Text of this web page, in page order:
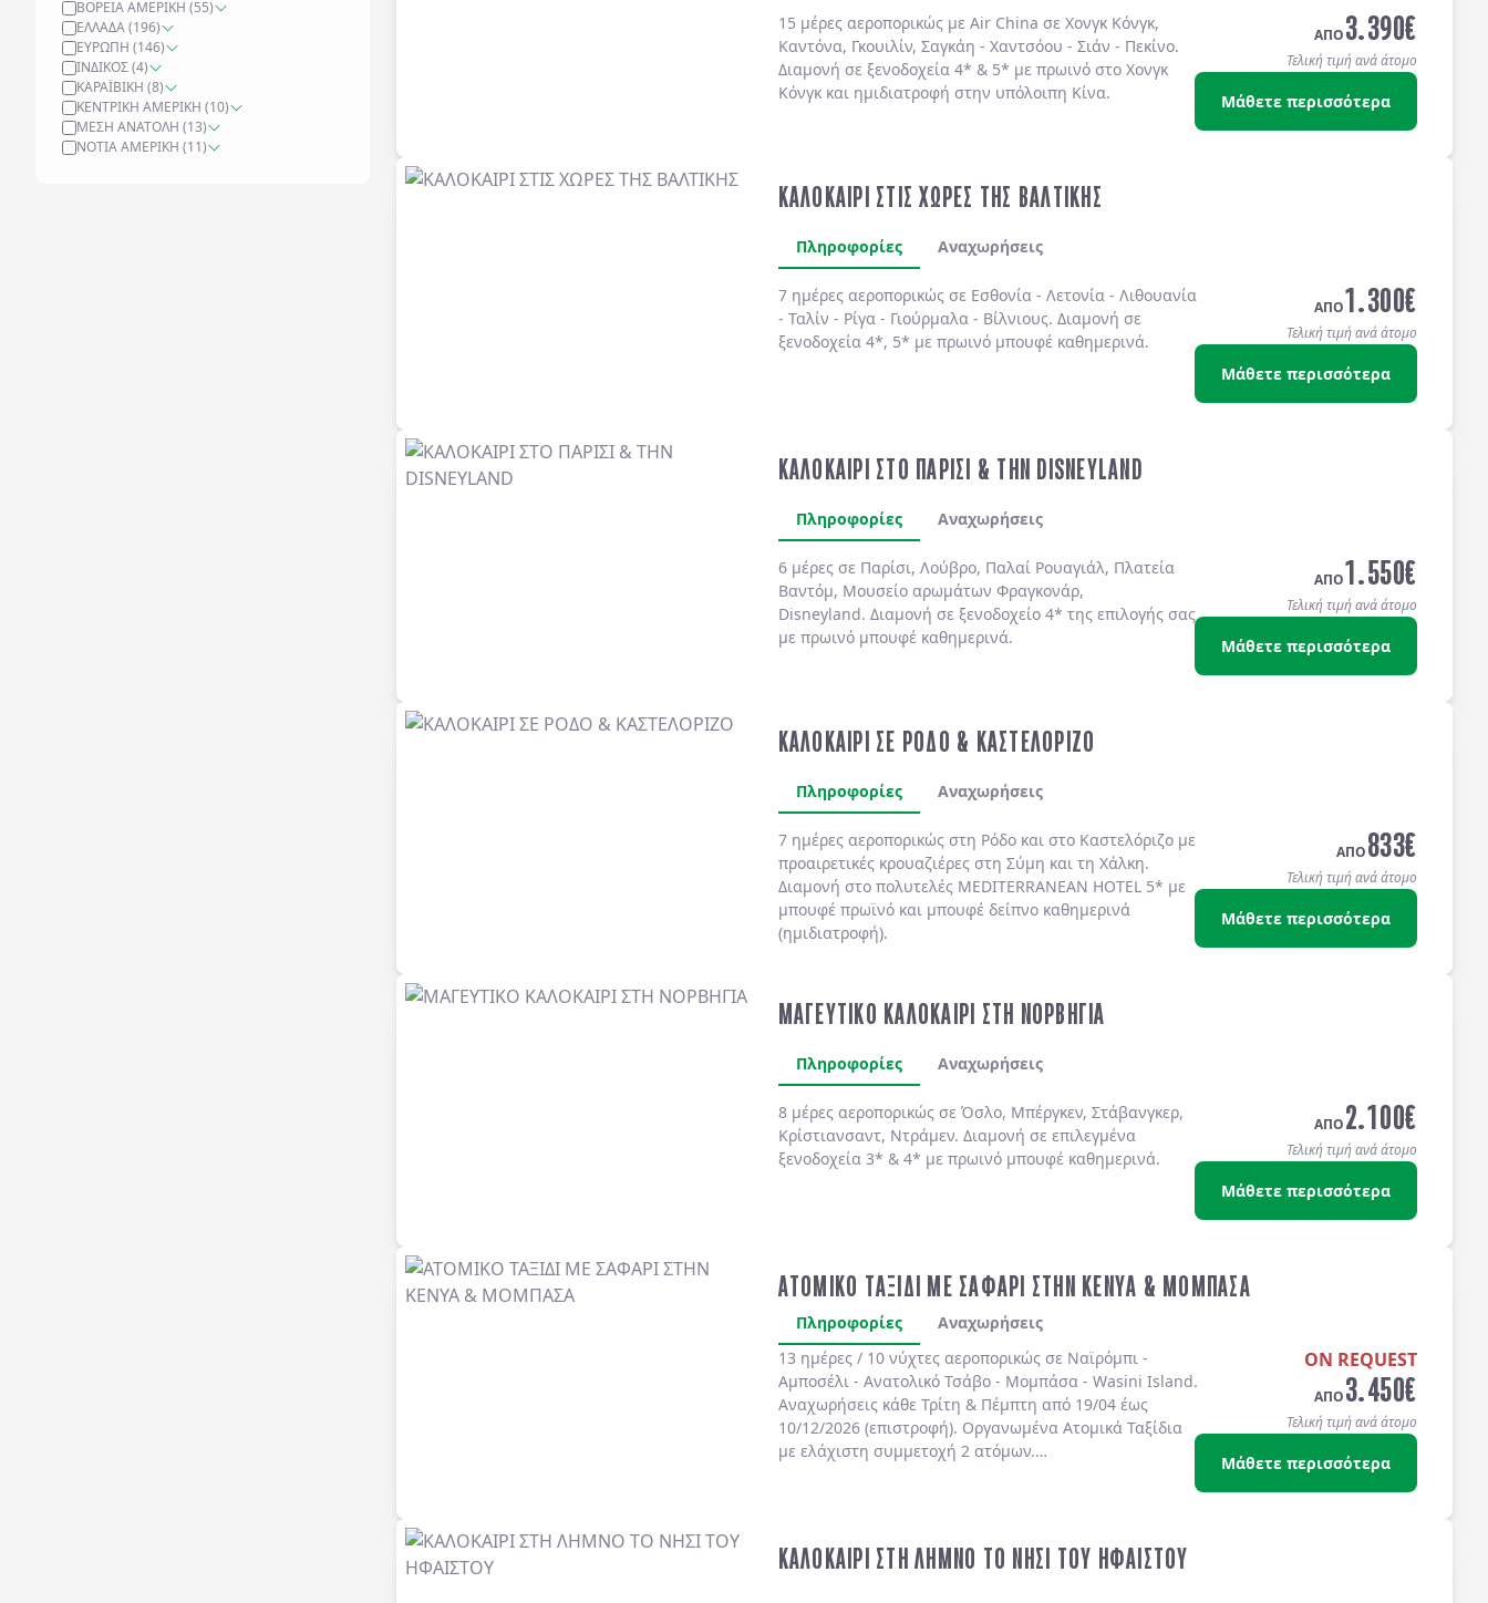
ΒΌΡΕΙΑ ΑΜΕΡΙΚΉ (55)
ΕΛΛΆΔΑ(196)
ΕΥΡΏΠΗ (146)
ΙΝΔΙΚΌΣ(4)
ΚΑΡΑΪΒΙΚΉ (8)
ΚΕΝΤΡΙΚΉ ΑΜΕΡΙΚΉ (10)
ΜΈΣΗ ΑΝΑΤΟΛΉ (13)
ΝΌΤΙΑ ΑΜΕΡΙΚΉ (11)
15 μέρες αεροπορικώς με Air China σε Χονγκ Κόνγκ,
Καντόνα, Γκουιλίν, Σαγκάη - Χαντσόου - Σιάν - Πεκίνο.
Διαμονή σε ξενοδοχεία 4* & 5* με πρωινό στο Χονγκ
Κόνγκ και ημιδιατροφή στην υπόλοιπη Κίνα.
ΑΠΟ3.390€
Τελική τιμή ανά άτομο
Μάθετε περισσότερα
ΚΑΛΟΚΑΙΡΙ ΣΤΙΣ ΧΩΡΕΣ ΤΗΣ ΒΑΛΤΙΚΗΣ
Πληροφορίες Αναχωρήσεις
7 ημέρες αεροπορικώς σε Εσθονία - Λετονία - Λιθουανία
- Ταλίν - Ρίγα - Γιούρμαλα - Βίλνιους. Διαμονή σε
ξενοδοχεία 4*, 5* με πρωινό μπουφέ καθημερινά.
ΑΠΟ1.300€
Τελική τιμή ανά άτομο
Μάθετε περισσότερα
ΚΑΛΟΚΑΙΡΙ ΣΤΟ ΠΑΡΙΣΙ & ΤΗΝ DISNEYLAND
Πληροφορίες Αναχωρήσεις
6 μέρες σε Παρίσι, Λούβρο, Παλαί Ρουαγιάλ, Πλατεία
Βαντόμ, Μουσείο αρωμάτων Φραγκονάρ,
Disneyland. Διαμονή σε ξενοδοχείo 4* της επιλογής σας
με πρωινό μπουφέ καθημερινά.
ΑΠΟ1.550€
Τελική τιμή ανά άτομο
Μάθετε περισσότερα
ΚΑΛΟΚΑΙΡΙ ΣΕ ΡΟΔΟ & ΚΑΣΤΕΛΟΡΙΖΟ
Πληροφορίες Αναχωρήσεις
7 ημέρες αεροπορικώς στη Ρόδο και στο Καστελόριζο με
προαιρετικές κρουαζιέρες στη Σύμη και τη Χάλκη.
Διαμονή στο πολυτελές MEDITERRANEAN HOTEL 5* με
μπουφέ πρωϊνό και μπουφέ δείπνο καθημερινά
(ημιδιατροφή).
ΑΠΟ833€
Τελική τιμή ανά άτομο
Μάθετε περισσότερα
ΜΑΓΕΥΤΙΚΟ ΚΑΛΟΚΑΙΡΙ ΣΤΗ ΝΟΡΒΗΓΙΑ
Πληροφορίες Αναχωρήσεις
8 μέρες αεροπορικώς σε Όσλο, Μπέργκεν, Στάβανγκερ,
Κρίστιανσαντ, Ντράμεν. Διαμονή σε επιλεγμένα
ξενοδοχεία 3* & 4* με πρωινό μπουφέ καθημερινά.
ΑΠΟ2.100€
Τελική τιμή ανά άτομο
Μάθετε περισσότερα
ΑΤΟΜΙΚΟ ΤΑΞΙΔΙ ΜΕ ΣΑΦΑΡΙ ΣΤΗΝ ΚΕΝΥΑ & ΜΟΜΠΑΣΑ
Πληροφορίες
Αναχωρήσεις
13 ημέρες / 10 νύχτες αεροπορικώς σε Ναϊρόμπι -
Αμποσέλι - Ανατολικό Τσάβο - Μομπάσα - Wasini Island.
Αναχωρήσεις κάθε Τρίτη & Πέμπτη από 19/04 έως
10/12/2026 (επιστροφή). Οργανωμένα Ατομικά Ταξίδια
με ελάχιστη συμμετοχή 2 ατόμων.
ON REQUEST
ΑΠΟ3.450€
Τελική τιμή ανά άτομο
Μάθετε περισσότερα
ΚΑΛΟΚΑΙΡΙ ΣΤΗ ΛΗΜΝΟ ΤΟ ΝΗΣΙ ΤΟΥ ΗΦΑΙΣΤΟΥ